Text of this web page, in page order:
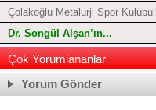
Çolakoğlu Metalurji Spor
Dr. Songül Alşan’ın...
Çok Yorumlananlar
Yorum Gönder